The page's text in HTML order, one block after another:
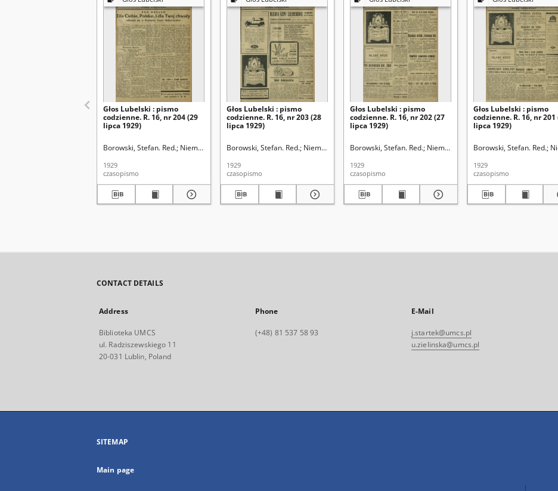
Głos Lubelski : pismo
codzienne. R. 16, nr 204 (29
lipca 1929)
Borowski, Stefan. Red. Niemier, Michał. Red.
1929
czasopismo
Głos Lubelski : pismo
codzienne. R. 16, nr 203 (28
lipca 1929)
Borowski, Stefan. Red. Niemier, Michał. Red.
1929
czasopismo
Głos Lubelski : pismo
codzienne. R. 16, nr 202 (27
lipca 1929)
Borowski, Stefan. Red. Niemier, Michał. Red.
1929
czasopismo
Głos Lubelski : pismo
codzienne. R. 16, nr 201
lipca 1929)
Borowski, Stefan. Red.
1929
czasopismo
CONTACT DETAILS
Address
Biblioteka UMCS
ul. Radziszewskiego 11
20-031 Lublin, Poland
Phone
(+48) 81 537 58 93
E-Mail
j.startek@umcs.pl
u.zielinska@umcs.pl
SITEMAP
Main page